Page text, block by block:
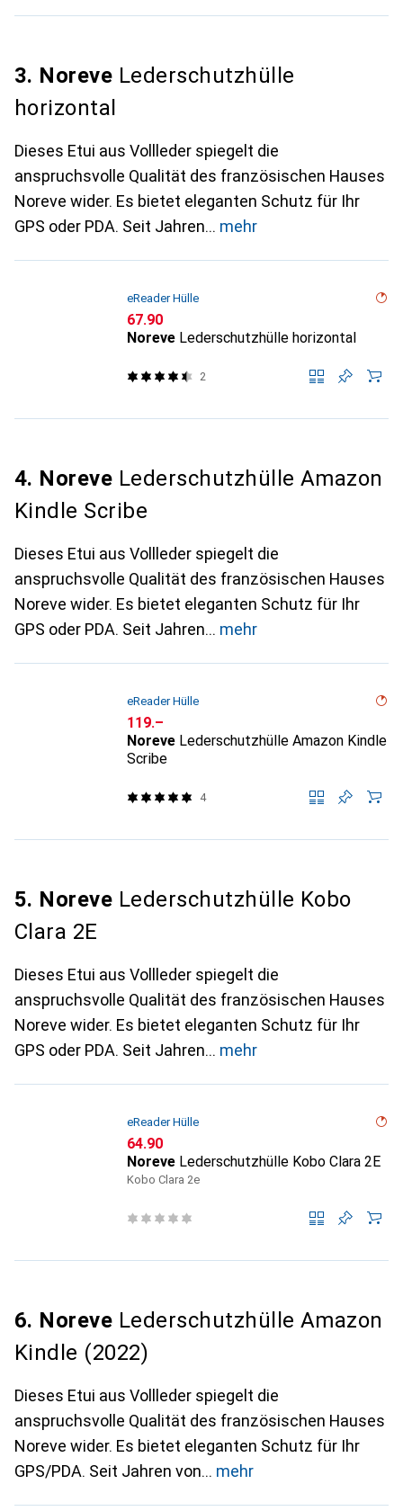
3. Noreve Lederschutzhülle
horizontal
Dieses Etui aus Vollleder spiegelt die
anspruchsvolle Qualität des französischen Hauses
Noreve wider. Es bietet eleganten Schutz für Ihr
GPS oder PDA. Seit Jahren
mehr
eReader Hülle
CHF
67.90
Noreve Lederschutzhülle horizontal
2
4. Noreve Lederschutzhülle Amazon
Kindle Scribe
Dieses Etui aus Vollleder spiegelt die
anspruchsvolle Qualität des französischen Hauses
Noreve wider. Es bietet eleganten Schutz für Ihr
GPS oder PDA. Seit Jahren
mehr
eReader Hülle
CHF
119.–
Noreve Lederschutzhülle Amazon Kindle
Scribe
4
5. Noreve Lederschutzhülle Kobo
Clara 2E
Dieses Etui aus Vollleder spiegelt die
anspruchsvolle Qualität des französischen Hauses
Noreve wider. Es bietet eleganten Schutz für Ihr
GPS oder PDA. Seit Jahren
mehr
eReader Hülle
CHF
64.90
Noreve Lederschutzhülle Kobo Clara 2E
Kobo Clara 2e
6. Noreve Lederschutzhülle Amazon
Kindle (2022)
Dieses Etui aus Vollleder spiegelt die
anspruchsvolle Qualität des französischen Hauses
Noreve wider. Es bietet eleganten Schutz für Ihr
GPS/PDA. Seit Jahren von
mehr